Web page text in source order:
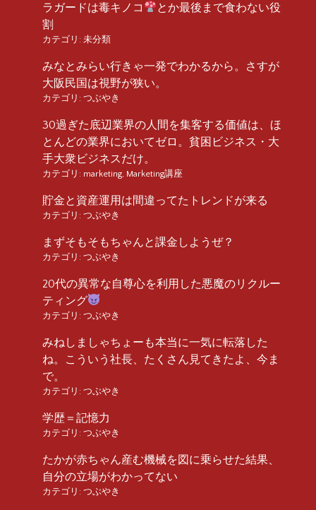
ラガードは毒キノコ
とか最後まで食わない役
割
カテゴリ: 未分類
みなとみらい行きゃ一発でわかるから。さすが
大阪民国は視野が狭い。
カテゴリ: つぶやき
30過ぎた底辺業界の人間を集客する価値は、ほ
とんどの業界においてゼロ。貧困ビジネス・大
手大衆ビジネスだけ。
カテゴリ: marketing Marketing講座
貯金と資産運用は間違ってたトレンドが来る
カテゴリ: つぶやき
まずそもそもちゃんと課金しようぜ？
カテゴリ: つぶやき
20代の異常な自尊心を利用した悪魔のリクルー
ティング
カテゴリ: つぶやき
みねしましゃちょーも本当に一気に転落した
ね。こういう社長、たくさん見てきたよ、今ま
で。
カテゴリ: つぶやき
学歴＝記憶力
カテゴリ: つぶやき
たかが赤ちゃん産む機械を図に乗らせた結果、
自分の立場がわかってない
カテゴリ: つぶやき